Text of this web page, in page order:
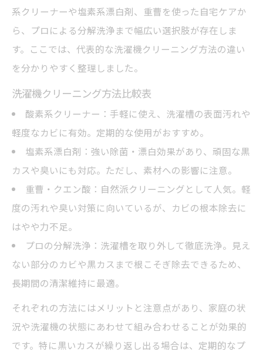
オキシクリーンを使った洗濯機クリーニン
グのポイント
リーニング
洗濯機クリーニングで衣類の付着トラブル
を防ぐ
洗濯機クリーニングでカビ予防！日常管理
チェックリスト
洗濯機カビ取りに効果的な乾燥と換気のコ
ツ
洗濯物の入れっぱなしがカビの原因になる
理由
洗濯機クリーニング頻度を守るとカビ知ら
ず
洗剤や柔軟剤の溶け残り対策と洗濯機クリ
系クリーナーや塩素系漂白剤、重曹を使った自宅ケアか
ら、プロによる分解洗浄まで幅広い選択肢が存在しま
す。ここでは、代表的な洗濯機クリーニング方法の違い
を分かりやすく整理しました。
洗濯機クリーニング方法比較表
酸素系クリーナー：手軽に使え、洗濯槽の表面汚れや
軽度なカビに有効。定期的な使用がおすすめ。
塩素系漂白剤：強い除菌・漂白効果があり、頑固な黒
カスや臭いにも対応。ただし、素材への影響に注意。
重曹・クエン酸：自然派クリーニングとして人気。軽
度の汚れや臭い対策に向いているが、カビの根本除去に
はやや力不足。
プロの分解洗浄：洗濯槽を取り外して徹底洗浄。見え
ない部分のカビや黒カスまで根こそぎ除去できるため、
長期間の清潔維持に最適。
それぞれの方法にはメリットと注意点があり、家庭の状
況や洗濯機の状態にあわせて組み合わせることが効果的
です。特に黒いカスが繰り返し出る場合は、定期的なプ